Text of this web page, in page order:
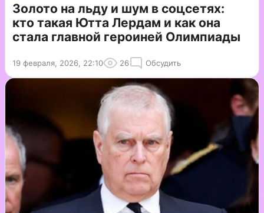
Золото на льду и шум в соцсетях:
кто такая Ютта Лердам и как она
стала главной героиней Олимпиады
19 февраля, 2026, 22:10 26 Обсудить